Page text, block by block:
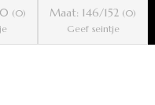
(0)
Maat: 146/152 (0)
Geef seintje